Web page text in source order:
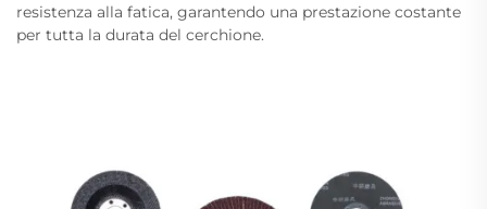
resistenza alla fatica, garantendo una prestazione costante
per tutta la durata del cerchione.